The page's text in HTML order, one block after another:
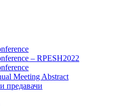
– RPESH2022
Meeting Abstract
предавачи